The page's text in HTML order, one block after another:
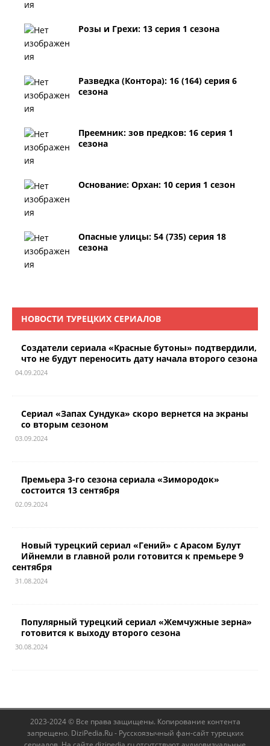
Розы и Грехи: 13 серия 1 сезона
Разведка (Контора): 16 (164) серия 6
сезона
Преемник: зов предков: 16 серия 1
сезона
Основание: Орхан: 10 серия 1 сезон
Опасные улицы: 54 (735) серия 18
сезона
НОВОСТИ ТУРЕЦКИХ СЕРИАЛОВ
Создатели сериала «Красные бутоны» подтвердили,
что не будут переносить дату начала второго сезона
04.09.2024
Сериал «Запах Сундука» скоро вернется на экраны
со вторым сезоном
03.09.2024
Премьера 3-го сезона сериала «Зимородок»
состоится 13 сентября
02.09.2024
Новый турецкий сериал «Гений» с Арасом Булут
Ийнемли в главной роли готовится к премьере 9
сентября
31.08.2024
Популярный турецкий сериал «Жемчужные зерна»
готовится к выходу второго сезона
30.08.2024
2023-2024 © Все права защищены. Копирование контента
запрещено. DiziPedia.Ru - Русскоязычный фан-сайт турецких